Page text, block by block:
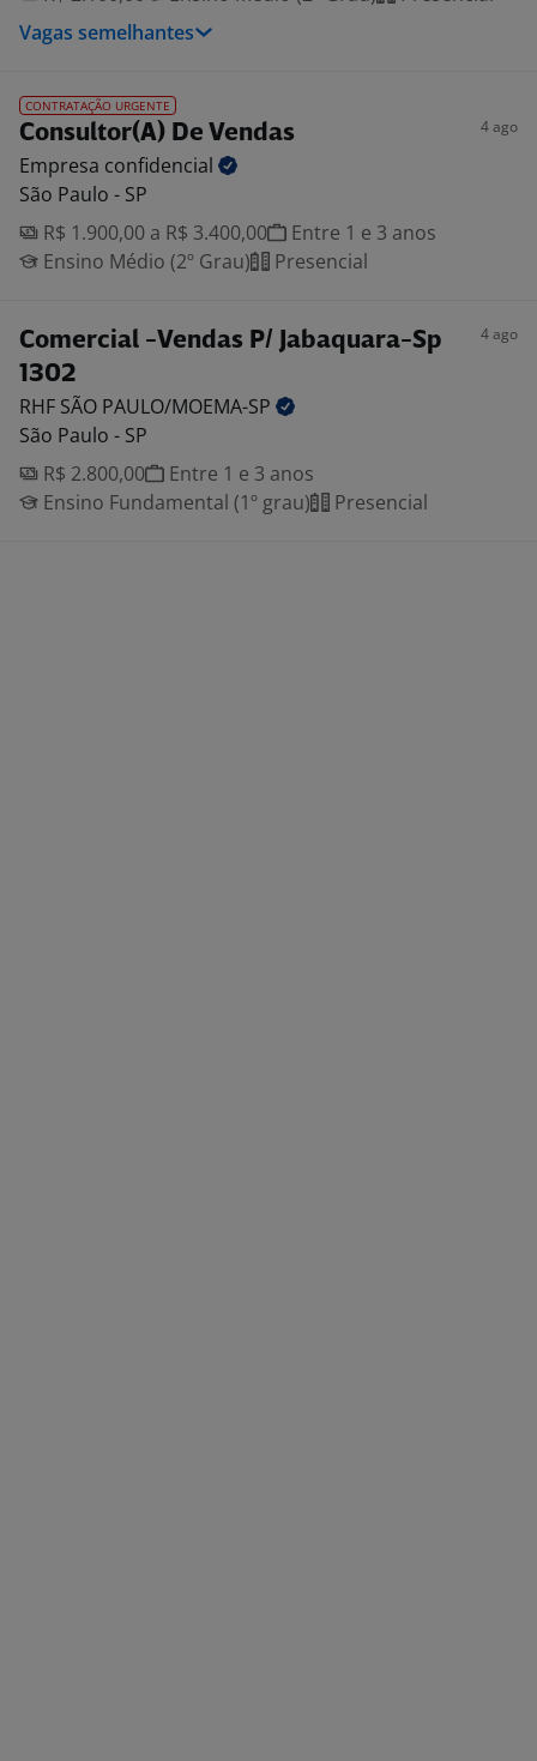
Vagas semelhantes
CONTRATAÇÃO URGENTE
Consultor(A) De Vendas 4 ago
Empresa confidencial
São Paulo - SP
R$ 1.900,00 a R$ 3.400,00
Entre 1 e 3 anos
Ensino Médio (2º Grau)
Presencial
Comercial -Vendas P/ Jabaquara-Sp
1302
4 ago
RHF SÃO PAULO/MOEMA-SP
São Paulo - SP
R$ 2.800,00
Entre 1 e 3 anos
Ensino Fundamental (1º grau)
Presencial